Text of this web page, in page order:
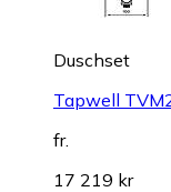
Duschset
Tapwell
fr.
17 219 kr